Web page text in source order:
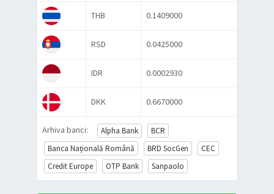
THB 0.1409000
RSD 0.0425000
IDR 0.0002930
DKK 0.6670000
Arhiva banci: Alpha Bank
BCR
Banca Națională Română
BRD SocGen
CEC
Credit Europe
OTP Bank Sanpaolo